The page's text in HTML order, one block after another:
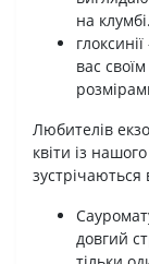
на клумбі.
вас
Любителів
квіти із
зустрічаються
довгий